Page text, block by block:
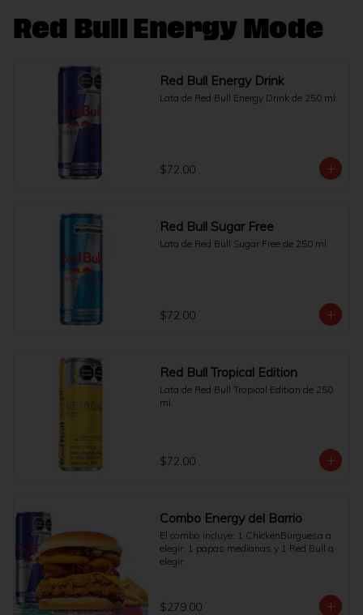
Red Bull Energy Mode
Red Bull Energy Drink
Lata de Red Bull Energy Drink de 250 ml.
$72.00
Red Bull Sugar Free
Lata de Red Bull Sugar Free de 250 ml.
$72.00
Red Bull Tropical Edition
Lata de Red Bull Tropical Edition de 250
ml.
$72.00
Combo Energy del Barrio
El combo incluye: 1 ChickenBurguesa a
elegir, 1 papas medianas y 1 Red Bull a
elegir.
$279.00